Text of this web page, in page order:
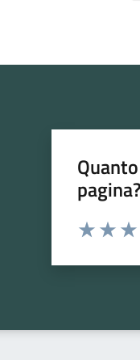
pagina?
Valuta da 1 a